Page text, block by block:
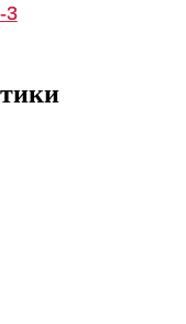
3